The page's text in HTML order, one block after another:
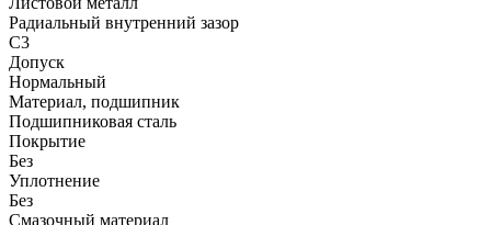
Радиальный внутренний зазор
C3
Допуск
Нормальный
Материал, подшипник
Подшипниковая сталь
Покрытие
Без
Уплотнение
Без
Смазочный материал